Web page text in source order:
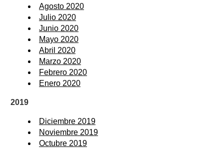
Agosto 2020
Julio 2020
Junio 2020
Mayo 2020
Abril 2020
Marzo 2020
Febrero 2020
Enero 2020
2019
Diciembre 2019
Noviembre 2019
Octubre 2019